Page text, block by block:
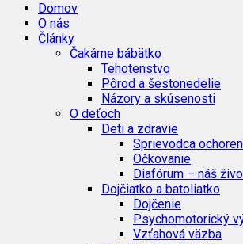
Domov
O nás
Články
Čakáme bábätko
Tehotenstvo
Pôrod a šestonedelie
Názory a skúsenosti
O deťoch
Deti a zdravie
Sprievodca
Očkovanie
Diafórum – náš
Dojčiatko a batoliatko
Dojčenie
Psychomotorický
Vzťahová väzba